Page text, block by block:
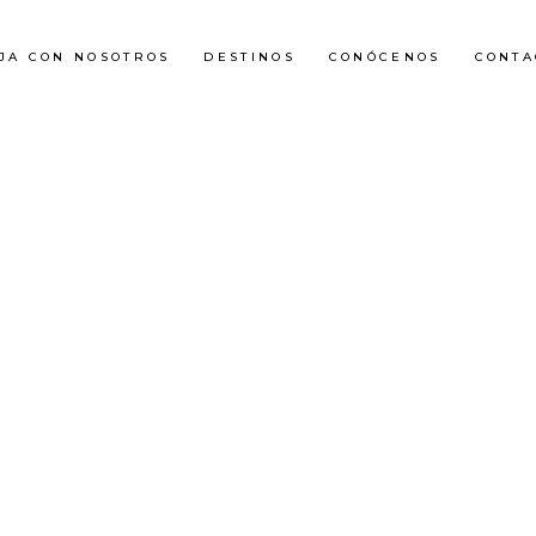
CON NOSOTROS DESTINOS CONÓCENOS